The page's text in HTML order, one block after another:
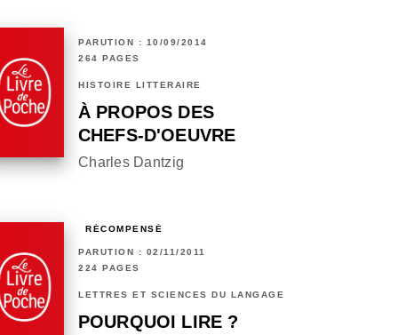
PARUTION : 10/09/2014
264 PAGES
HISTOIRE LITTÉRAIRE
À PROPOS DES
CHEFS-D'OEUVRE
Charles Dantzig
RÉCOMPENSÉ
PARUTION : 02/11/2011
224 PAGES
LETTRES ET SCIENCES DU LANGAGE
POURQUOI LIRE ?